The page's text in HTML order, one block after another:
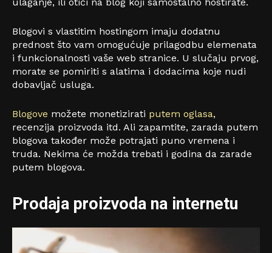
Blogovi s vlastitim hostingom imaju dodatnu
prednost što vam omogućuje prilagodbu elemenata
i funkcionalnosti vaše web stranice. U slučaju prvog,
morate se pomiriti s alatima i dodacima koje nudi
dobavljač usluga.
Blogove možete monetizirati putem oglasa,
recenzija proizvoda itd. Ali zapamtite, zarada putem
blogova također može potrajati puno vremena i
truda. Nekima će možda trebati i godina da zarade
putem blogova.
Prodaja proizvoda na internetu